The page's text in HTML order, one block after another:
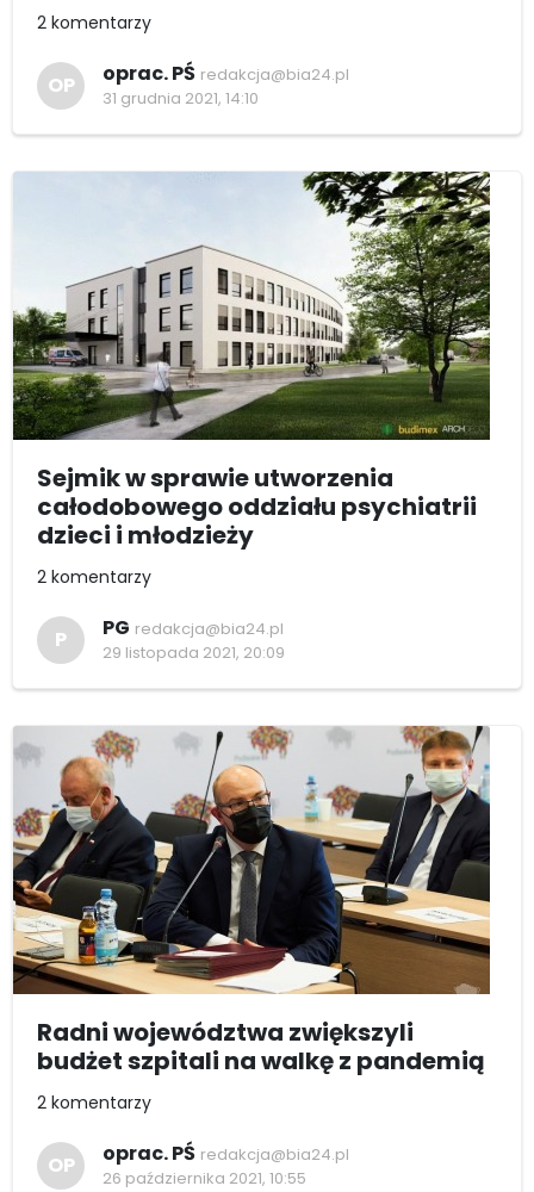
2 komentarzy
OP oprac. PŚ redakcja@bia24.pl
31 grudnia 2021, 14:10
Sejmik w sprawie utworzenia
całodobowego oddziału psychiatrii
dzieci i młodzieży
2 komentarzy
P PG redakcja@bia24.pl
29 listopada 2021, 20:09
Radni województwa zwiększyli
budżet szpitali na walkę z pandemią
2 komentarzy
OP oprac. PŚ redakcja@bia24.pl
26 października 2021, 10:55